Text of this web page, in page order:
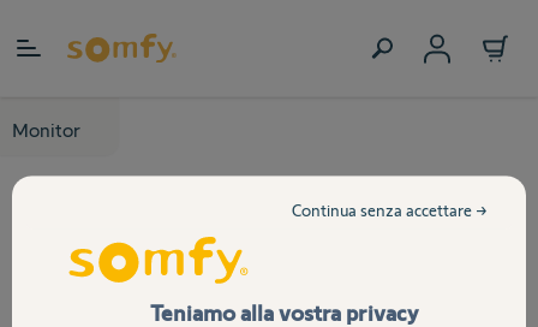
Monitor
Teniamo alla vostra privacy
Continua senza accettare →